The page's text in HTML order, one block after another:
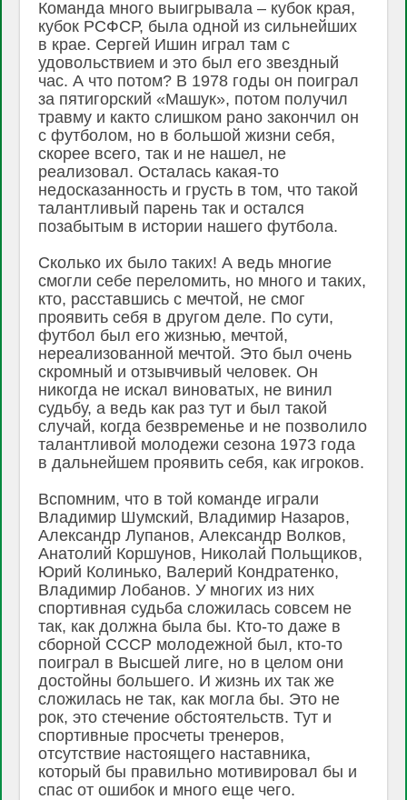
Команда много выигрывала – кубок края,
кубок РСФСР, была одной из сильнейших
в крае. Сергей Ишин играл там с
удовольствием и это был его звездный
час. А что потом? В 1978 годы он поиграл
за пятигорский «Машук», потом получил
травму и както слишком рано закончил он
с футболом, но в большой жизни себя,
скорее всего, так и не нашел, не
реализовал. Осталась какая-то
недосказанность и грусть в том, что такой
талантливый парень так и остался
позабытым в истории нашего футбола.
Сколько их было таких! А ведь многие
смогли себе переломить, но много и таких,
кто, расставшись с мечтой, не смог
проявить себя в другом деле. По сути,
футбол был его жизнью, мечтой,
нереализованной мечтой. Это был очень
скромный и отзывчивый человек. Он
никогда не искал виноватых, не винил
судьбу, а ведь как раз тут и был такой
случай, когда безвременье и не позволило
талантливой молодежи сезона 1973 года
в дальнейшем проявить себя, как игроков.
Вспомним, что в той команде играли
Владимир Шумский, Владимир Назаров,
Александр Лупанов, Александр Волков,
Анатолий Коршунов, Николай Польщиков,
Юрий Колинько, Валерий Кондратенко,
Владимир Лобанов. У многих из них
спортивная судьба сложилась совсем не
так, как должна была бы. Кто-то даже в
сборной СССР молодежной был, кто-то
поиграл в Высшей лиге, но в целом они
достойны большего. И жизнь их так же
сложилась не так, как могла бы. Это не
рок, это стечение обстоятельств. Тут и
спортивные просчеты тренеров,
отсутствие настоящего наставника,
который бы правильно мотивировал бы и
спас от ошибок и много еще чего.